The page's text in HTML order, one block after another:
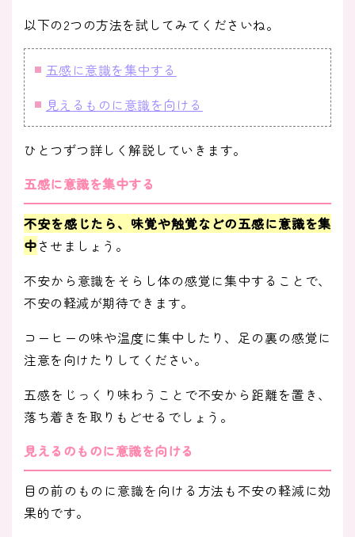
以下の2つの方法を試してみてくださいね。
五感に意識を集中する
見えるものに意識を向ける
ひとつずつ詳しく解説していきます。
五感に意識を集中する
不安を感じたら、味覚や触覚などの五感に意識を集
中させましょう。
不安から意識をそらし体の感覚に集中することで、
不安の軽減が期待できます。
コーヒーの味や温度に集中したり、足の裏の感覚に
注意を向けたりしてください。
五感をじっくり味わうことで不安から距離を置き、
落ち着きを取りもどせるでしょう。
見えるのものに意識を向ける
目の前のものに意識を向ける方法も不安の軽減に効
果的です。